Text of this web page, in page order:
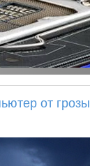
от грозы